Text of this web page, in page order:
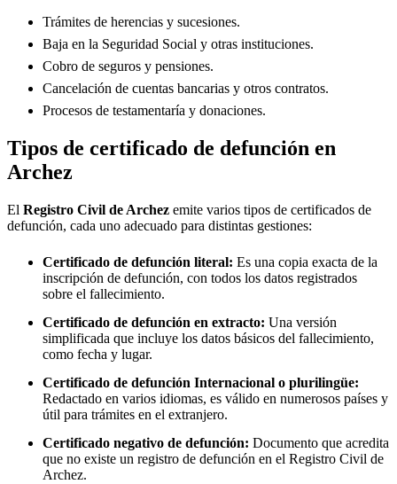
Trámites de herencias y sucesiones.
Baja en la Seguridad Social y otras instituciones.
Cobro de seguros y pensiones.
Cancelación de cuentas bancarias y otros contratos.
Procesos de testamentaría y donaciones.
Tipos de certificado de defunción en
Archez
El Registro Civil de Archez emite varios tipos de certificados de
defunción, cada uno adecuado para distintas gestiones:
Certificado de defunción literal: Es una copia exacta de la
inscripción de defunción, con todos los datos registrados
sobre el fallecimiento.
Certificado de defunción en extracto: Una versión
simplificada que incluye los datos básicos del fallecimiento,
como fecha y lugar.
Certificado de defunción Internacional o plurilingüe:
Redactado en varios idiomas, es válido en numerosos países y
útil para trámites en el extranjero.
Certificado negativo de defunción: Documento que acredita
que no existe un registro de defunción en el Registro Civil de
Archez.